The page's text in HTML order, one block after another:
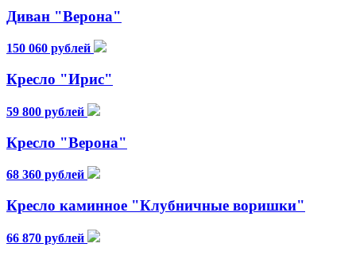
Диван "Верона"
150 060 рублей
Кресло "Ирис"
59 800 рублей
Кресло "Верона"
68 360 рублей
Кресло каминное "Клубничные воришки"
66 870 рублей